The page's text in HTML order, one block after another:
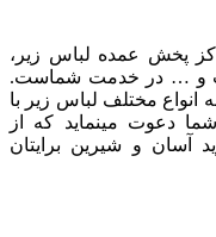
پخش عمده لباس زیر،
و … در خدمت شماست.
تولید و عرضه انواع مختلف لباس زیر با
شما دعوت مینماید که از
آسان و شیرین برایتان